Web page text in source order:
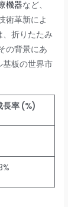
機器など、
術革新によ
折りたたみ
の背景にあ
板の世界市
長率 (%)